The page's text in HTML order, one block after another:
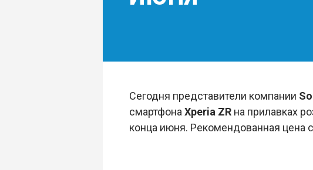
Сегодня представители компании
смартфона Xperia ZRна прилавках
конца июня. Рекомендованная цена